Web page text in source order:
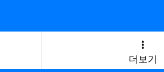
더보기